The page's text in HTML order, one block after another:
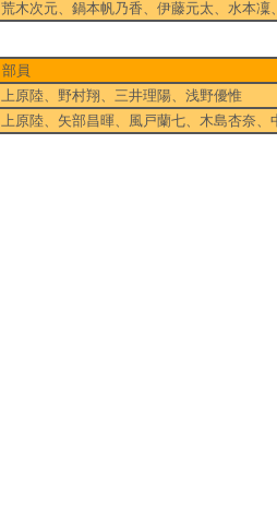
荒木次元、鍋本帆乃香、伊藤元太、水本凜
部員
上原陸、野村翔、三井理陽、浅野優惟
上原陸、矢部昌暉、風戸蘭七、木島杏奈、